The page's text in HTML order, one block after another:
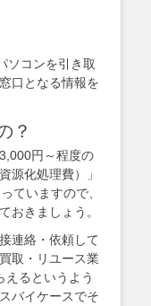
ソコンを引き取
口となる情報を
？
円～程度の
源化処理費）」
ていますので、
おきましょう。
連絡・依頼して
取・リユース業
えるというよう
バイケースでそ